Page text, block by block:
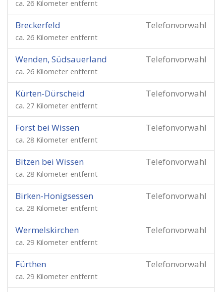
ca. 26 Kilometer entfernt
Telefonvorwahl
Breckerfeld
ca. 26 Kilometer entfernt
Telefonvorwahl
Wenden, Südsauerland
ca. 26 Kilometer entfernt
Telefonvorwahl
Kürten-Dürscheid
ca. 27 Kilometer entfernt
Telefonvorwahl
Forst bei Wissen
ca. 28 Kilometer entfernt
Telefonvorwahl
Bitzen bei Wissen
ca. 28 Kilometer entfernt
Telefonvorwahl
Birken-Honigsessen
ca. 28 Kilometer entfernt
Telefonvorwahl
Wermelskirchen
ca. 29 Kilometer entfernt
Telefonvorwahl
Fürthen
ca. 29 Kilometer entfernt